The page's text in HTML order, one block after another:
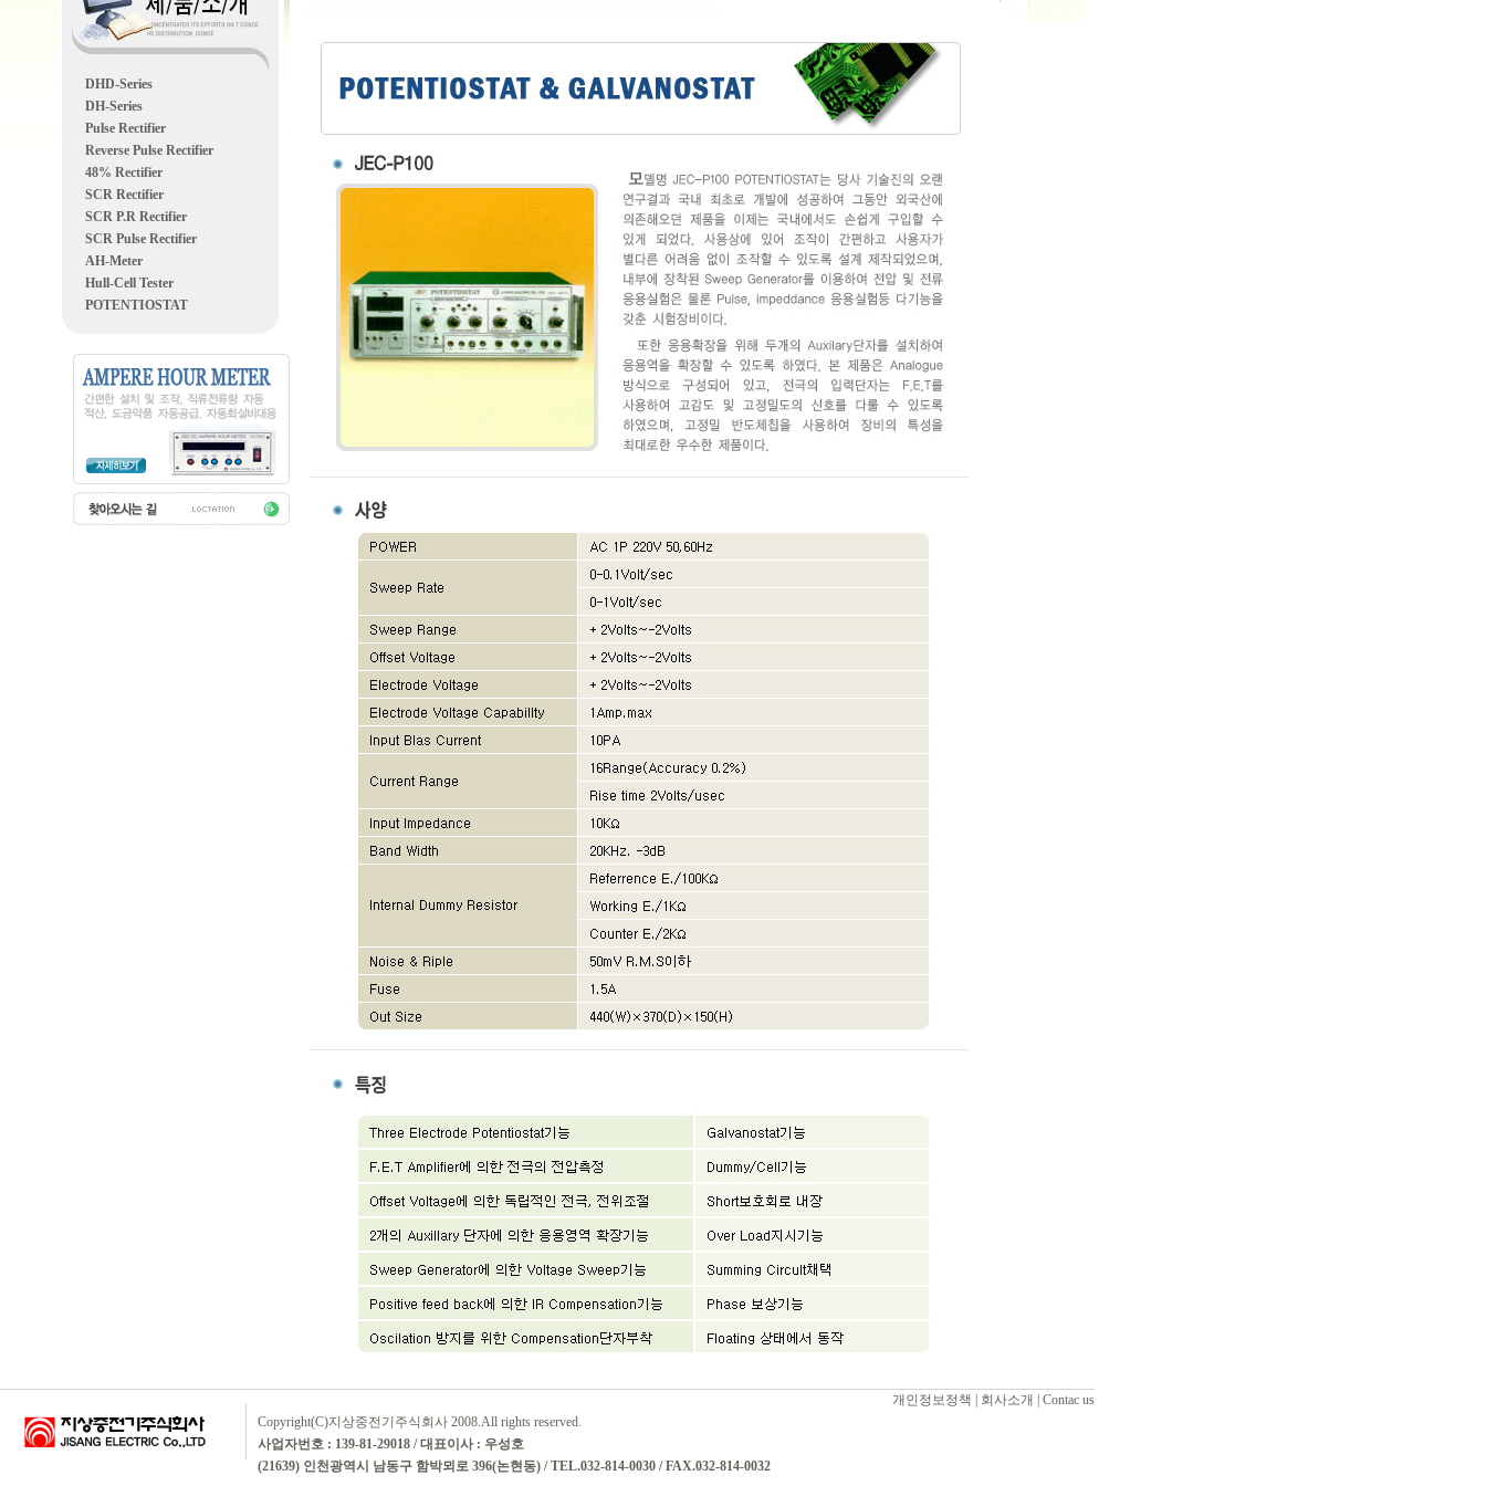
DHD-Series
DH-Series
Pulse Rectifier
Reverse Pulse Rectifier
48% Rectifier
SCR Rectifier
SCR P.R Rectifier
SCR Pulse Rectifier
AH-Meter
Hull-Cell Tester
POTENTIOSTAT
개인정보정책 회사소개
Contac us
Copyright(C)지상중전기주식회사 2008.All rights reserved.
사업자번호 : 139-81-29018 / 대표이사 : 우성호
(21639) 인천광역시 남동구 함박뫼로 396(논현동) / TEL.032-814-0030 / FAX.032-814-0032